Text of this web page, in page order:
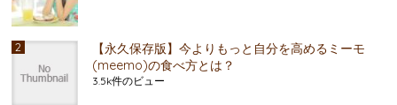
【永久保存版】今よりもっと自分を高めるミーモ
(meemo)の食べ方とは？
3.5k件のビュー